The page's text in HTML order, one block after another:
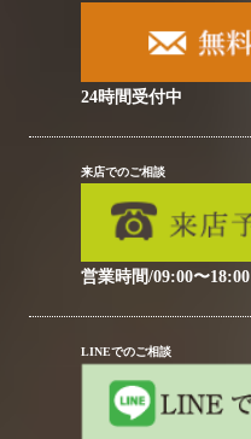
24時間受付中
来店でのご相談
営業時間/09:00〜18:00
LINEでのご相談